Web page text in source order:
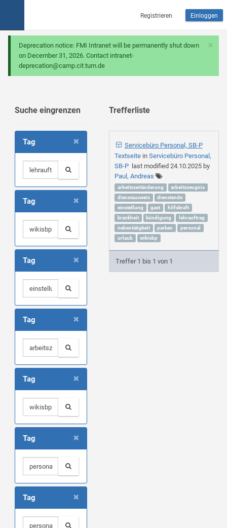
Registrieren Einloggen
×
Deprecation notice: FMI Intranet will be permanently shut down
on December 31, 2026. Contact intranet-
deprecation@camp.cit.tum.de
Suche eingrenzen
×
Tag
×
Tag
×
Tag
×
Tag
×
Tag
×
Tag
×
Tag
Trefferliste
Servicebüro Personal, SB-P
Textseite in Servicebüro Personal,
SB-Plast modified 24.10.2025by
Paul, Andreas
arbeitszeitänderung
arbeitszeugnis
dienstausweis
dienstende
einstellung
gast
hilfskraft
krankheit
kündigung
lehrauftrag
nebentätigkeit
parken
personal
urlaub
wikisbp
Treffer 1 bis 1 von 1